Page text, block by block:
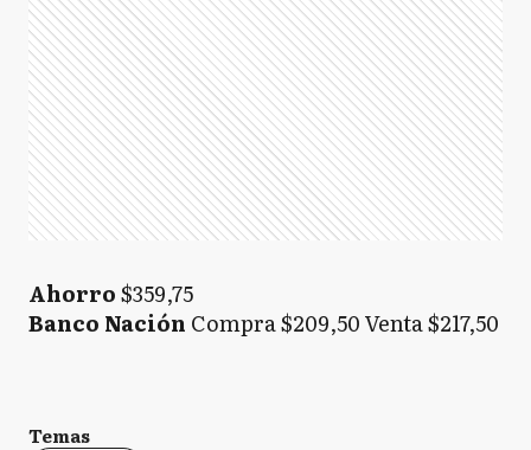
Ahorro$359,75
Banco Nación Compra $209,50 Venta $217,50
Temas